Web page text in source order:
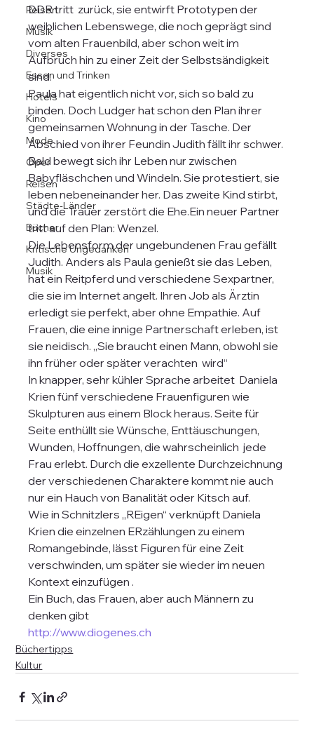
Reisen
Musik
Diverses
Essen und Trinken
Hotels
Kino
Mode
Oper
Reisen
Städte-Länder
Bücher
Kritische Ungedanken
Musik
DDR tritt  zurück, sie entwirft Prototypen der
weiblichen Lebenswege, die noch geprägt sind
vom alten Frauenbild, aber schon weit im
Aufbruch hin zu einer Zeit der Selbstsändigkeit
sind.
Paula hat eigentlich nicht vor, sich so bald zu
binden. Doch Ludger hat schon den Plan ihrer
gemeinsamen Wohnung in der Tasche. Der
Abschied von ihrer Feundin Judith fällt ihr schwer.
Bald bewegt sich ihr Leben nur zwischen
Babyfläschchen und Windeln. Sie protestiert, sie
leben nebeneinander her. Das zweite Kind stirbt,
und die Trauer zerstört die Ehe.Ein neuer Partner
tritt auf den Plan: Wenzel.
Die Lebensform der ungebundenen Frau gefällt
Judith. Anders als Paula genießt sie das Leben,
hat ein Reitpferd und verschiedene Sexpartner,
die sie im Internet angelt. Ihren Job als Ärztin
erledigt sie perfekt, aber ohne Empathie. Auf
Frauen, die eine innige Partnerschaft erleben, ist
sie neidisch. „Sie braucht einen Mann, obwohl sie
ihn früher oder später verachten  wird“
In knapper, sehr kühler Sprache arbeitet  Daniela
Krien fünf verschiedene Frauenfiguren wie
Skulpturen aus einem Block heraus. Seite für
Seite enthüllt sie Wünsche, Enttäuschungen,
Wunden, Hoffnungen, die wahrscheinlich  jede
Frau erlebt. Durch die exzellente Durchzeichnung
der verschiedenen Charaktere kommt nie auch
nur ein Hauch von Banalität oder Kitsch auf.
Wie in Schnitzlers „REigen“ verknüpft Daniela
Krien die einzelnen ERzählungen zu einem
Romangebinde, lässt Figuren für eine Zeit
verschwinden, um später sie wieder im neuen
Kontext einzufügen .
Ein Buch, das Frauen, aber auch Männern zu
denken gibt
http://www.diogenes.ch
Büchertipps
Kultur